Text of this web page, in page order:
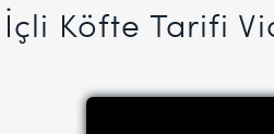
Köfte Tarifi